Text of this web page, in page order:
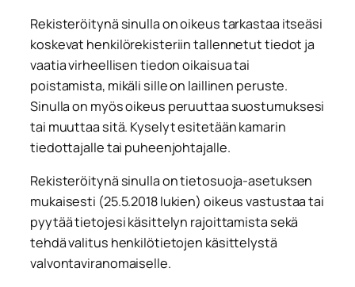
Rekisteröitynä sinulla on oikeus tarkastaa itseäsi
koskevat henkilörekisteriin tallennetut tiedot ja
vaatia virheellisen tiedon oikaisua tai
poistamista, mikäli sille on laillinen peruste.
Sinulla on myös oikeus peruuttaa suostumuksesi
tai muuttaa sitä. Kyselyt esitetään kamarin
tiedottajalle tai puheenjohtajalle.
Rekisteröitynä sinulla on tietosuoja-asetuksen
mukaisesti (25.5.2018 lukien) oikeus vastustaa tai
pyytää tietojesi käsittelyn rajoittamista sekä
tehdä valitus henkilötietojen käsittelystä
valvontaviranomaiselle.